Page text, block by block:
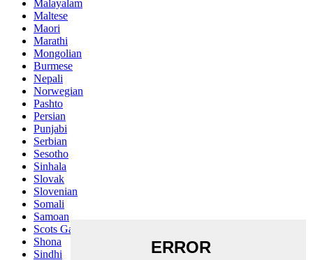
Malayalam
Maltese
Maori
Marathi
Mongolian
Burmese
Nepali
Norwegian
Pashto
Persian
Punjabi
Serbian
Sesotho
Sinhala
Slovak
Slovenian
Somali
Samoan
Scots Gaelic
Shona
Sindhi